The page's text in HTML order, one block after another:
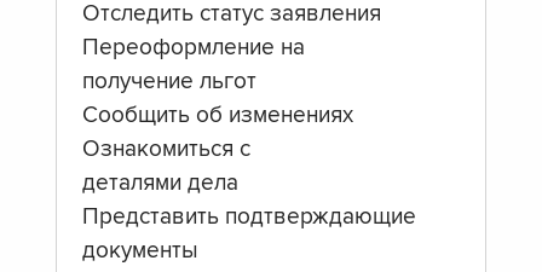
Отследить статус заявления
Переоформление на
получение льгот
Сообщить об изменениях
Ознакомиться с
деталями дела
Представить подтверждающие
документы